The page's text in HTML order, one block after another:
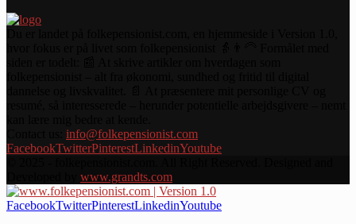
info@folkepensionist.com
FacebookTwitterPinterestLinkedinYoutube
www.grandts.com
FacebookTwitterPinterestLinkedinYoutube